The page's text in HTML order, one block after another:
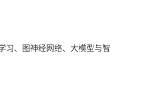
习、图神经网络、大模型与智